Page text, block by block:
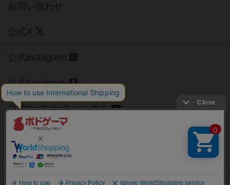
お問い合わせ
公式X
公式instagram
公式Facebook
公式YouTubeチャンネル